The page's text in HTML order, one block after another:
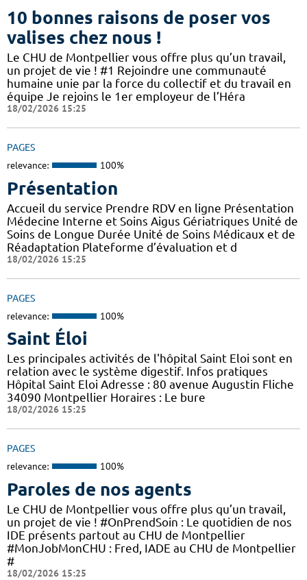
10 bonnes raisons de poser vos
valises chez nous !
Le CHU de Montpellier vous offre plus qu’un travail,
un projet de vie ! #1 Rejoindre une communauté
humaine unie par la force du collectif et du travail en
équipe Je rejoins le 1er employeur de l’Héra
18/02/2026 15:25
PAGES
relevance: 100%
Présentation
Accueil du service Prendre RDV en ligne Présentation
Médecine Interne et Soins Aigus Gériatriques Unité de
Soins de Longue Durée Unité de Soins Médicaux et de
Réadaptation Plateforme d’évaluation et d
18/02/2026 15:25
PAGES
relevance: 100%
Saint Éloi
Les principales activités de l'hôpital Saint Eloi sont en
relation avec le système digestif. Infos pratiques
Hôpital Saint Eloi Adresse : 80 avenue Augustin Fliche
34090 Montpellier Horaires : Le bure
18/02/2026 15:25
PAGES
relevance: 100%
Paroles de nos agents
Le CHU de Montpellier vous offre plus qu’un travail,
un projet de vie ! #OnPrendSoin : Le quotidien de nos
IDE présents partout au CHU de Montpellier
#MonJobMonCHU : Fred, IADE au CHU de Montpellier
#
18/02/2026 15:25